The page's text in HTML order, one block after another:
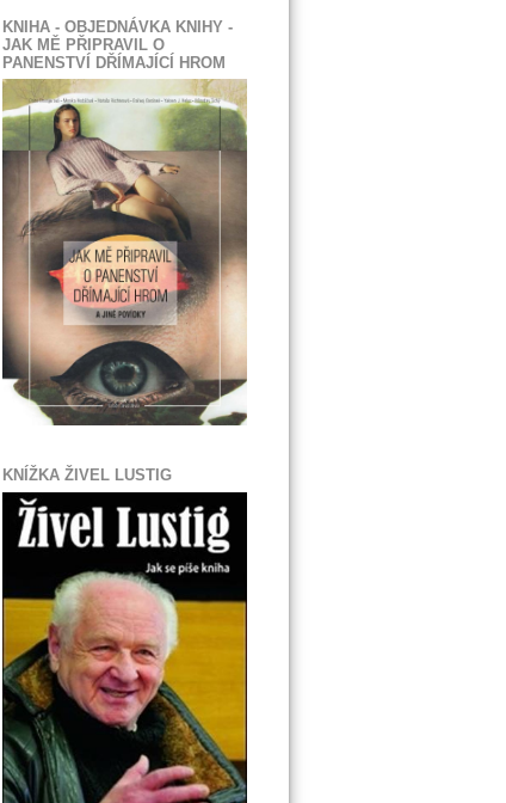
KNIHA - OBJEDNÁVKA KNIHY -
JAK MĚ PŘIPRAVIL O
PANENSTVÍ DŘÍMAJÍCÍ HROM
KNÍŽKA ŽIVEL LUSTIG